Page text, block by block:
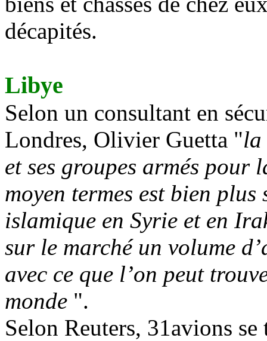
décapités.
Libye
Selon un consultant en
Londres, Olivier Guetta "la
et ses groupes armés
moyen termes est bien
islamique en Syrie et en
sur le marché un volume
avec ce que l’on peut
monde ".
Selon Reuters, 31avions